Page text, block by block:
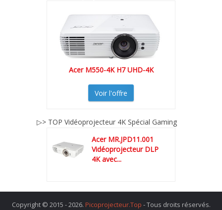
Acer M550-4K H7 UHD-4K
Voir l'offre
▷> TOP Vidéoprojecteur 4K Spécial Gaming
Acer MR.JPD11.001
Vidéoprojecteur DLP
4K avec...
Copyright © 2015 - 2026. Picoprojecteur.Top - Tous droits réservés.